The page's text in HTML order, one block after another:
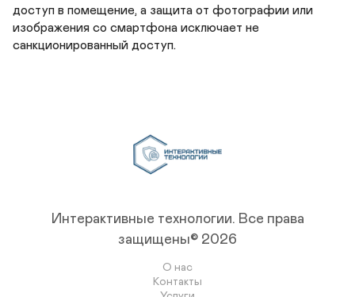
доступ в помещение, а защита от фотографии или
изображения со смартфона исключает не
санкционированный доступ.
Интерактивные технологии. Все права
защищены© 2026
О нас
Контакты